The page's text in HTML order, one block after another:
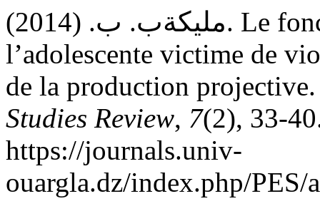
مليكةب. ب. (2014). Le fonctionnement psychologique chez
l’adolescente victime de
de la production
Studies Review, 7(2), 33-
https://journals.univ-
ouargla.dz/index.php/